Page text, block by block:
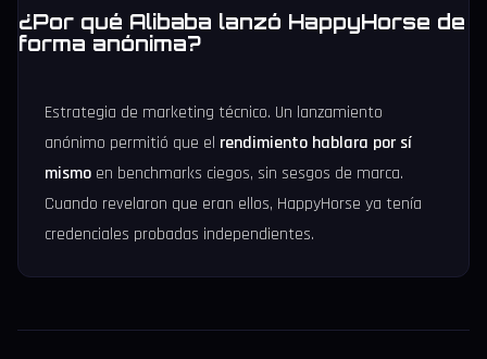
¿Por qué Alibaba lanzó HappyHorse de
forma anónima?
Estrategia de marketing técnico. Un lanzamiento
anónimo permitió que el rendimiento hablara por sí
mismo en benchmarks ciegos, sin sesgos de marca.
Cuando revelaron que eran ellos, HappyHorse ya tenía
credenciales probadas independientes.